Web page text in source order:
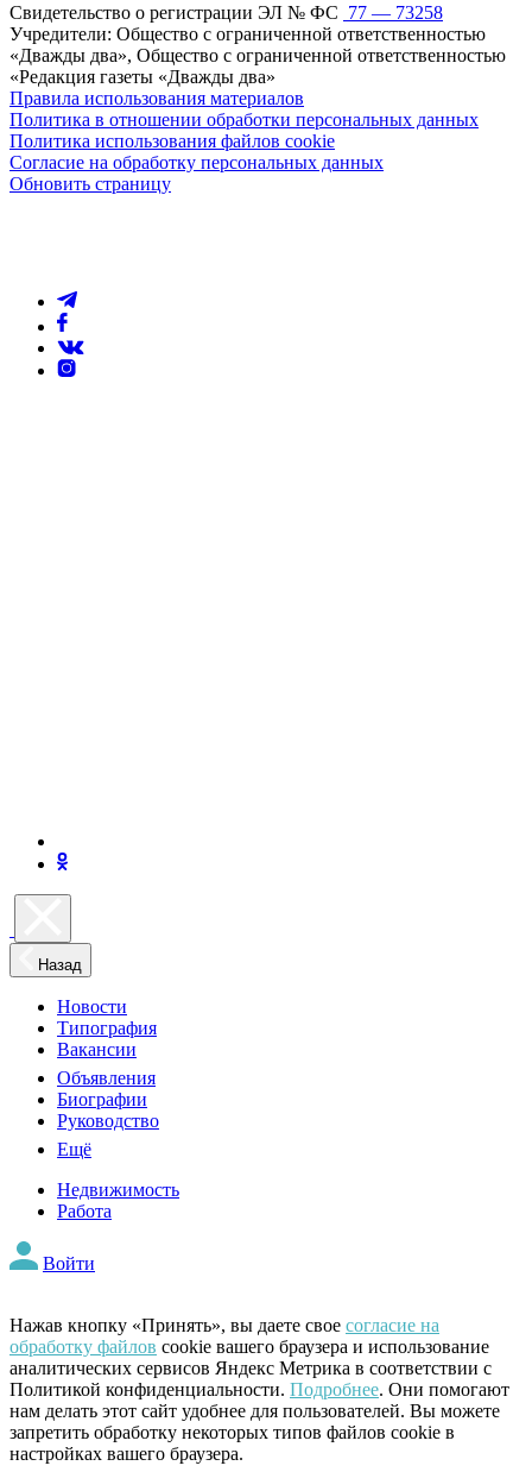
Свидетельство о регистрации ЭЛ № ФС 77 — 73258
Учредители: Общество с ограниченной ответственностью
«Дважды два», Общество с ограниченной ответственностью
«Редакция газеты «Дважды два»
Правила использования материалов
Политика в отношении обработки персональных данных
Политика использования файлов cookie
Согласие на обработку персональных данных
Обновить страницу
Назад
Новости
Типография
Вакансии
Объявления
Биографии
Руководство
Ещё
Недвижимость
Работа
Войти
Нажав кнопку «Принять», вы даете свое согласие на
обработку файлов cookie вашего браузера и использование
аналитических сервисов Яндекс Метрика в соответствии с
Политикой конфиденциальности. Подробнее. Они помогают
нам делать этот сайт удобнее для пользователей. Вы можете
запретить обработку некоторых типов файлов cookie в
настройках вашего браузера.